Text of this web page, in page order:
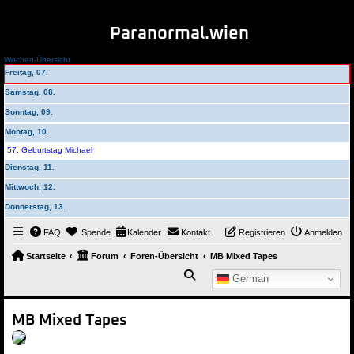
Paranormal.wien
Wochen-Übersicht
Freitag, 07.
Samstag, 08.
Sonntag, 09.
Montag, 10.
57. Geburtstag Michael
Dienstag, 11.
Mittwoch, 12.
Donnerstag, 13.
FAQ Spende Kalender Kontakt Anmelden
Registrieren
Startseite Forum Foren-Übersicht MB Mixed Tapes
German
Suche
MB Mixed Tapes